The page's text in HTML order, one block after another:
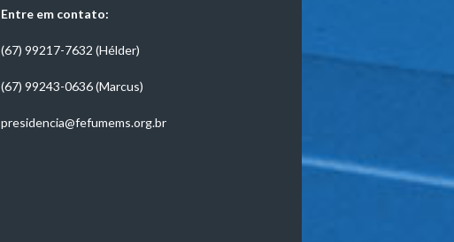
Entre em contato:
(67) 99217-7632 (Hélder)
(67) 99243-0636 (Marcus)
presidencia@fefumems.org.br